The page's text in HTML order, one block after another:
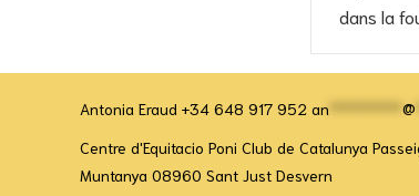
dans la
Antonia Eraud +34 648 917 952 an @
Centre d'Equitacio Poni Club de Catalunya
Muntanya 08960 Sant Just Desvern